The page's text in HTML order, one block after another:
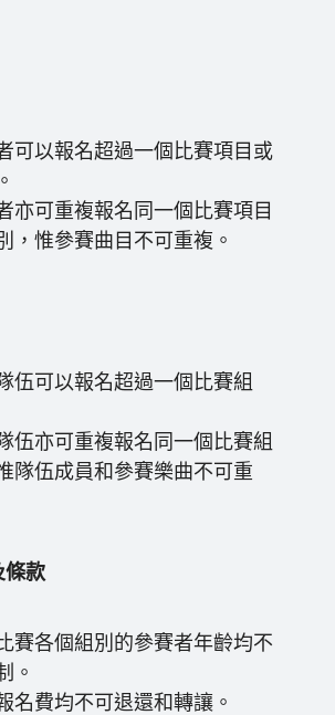
可以報名超過一個比賽項目或
亦可重複報名同一個比賽項目
，惟參賽曲目不可重複。
伍可以報名超過一個比賽組
伍亦可重複報名同一個比賽組
隊伍成員和參賽樂曲不可重
條款
賽各個組別的參賽者年齡均不
。
名費均不可退還和轉讓。